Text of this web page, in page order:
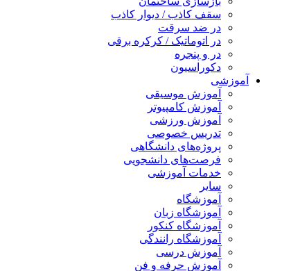
سقف کاذب / دیوار کاذب
در ضد سرقت
در اتوماتیک / کرکره برقی
در و پنجره
دکوراسیون
آموزشی
آموزش موسیقی
آموزش کامپیوتر
آموزش ورزشی
تدریس خصوصی
پروژه‌های دانشگاهی
فرصت‌های دانشجویی
خدمات آموزشی
سایر
آموزشگاه
آموزشگاه زبان
آموزشگاه کنکور
آموزشگاه رانندگی
آموزش درسی
آموزش حرفه و فن